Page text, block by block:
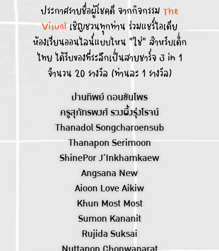
ประกาศรายชื่อผู้โชคดี จากกิจกรรมThe
Visualเชิญชวนทุกท่าน ร่วมแชร์ไอเดีย
ห้องเรียนออนไลน์แบบไหน “ใช่” สำหรับเด็ก
ไทย ได้รับของที่ระลึกเป็นสายชาร์จ 3 in 1
จำนวน 20 รางวัล (ท่านละ 1 รางวัล)
ปานทิพย์ ดอนขันไพร
ครูสุภัทรพงศ์ รวงผึ้งรุ่งโรจน์
Thanadol Songcharoensub
Thanapon Serimoon
ShinePor J’Inkhamkaew
Angsana New
Aioon Love Aikiw
Khun Most Most
Sumon Kananit
Rujida Suksai